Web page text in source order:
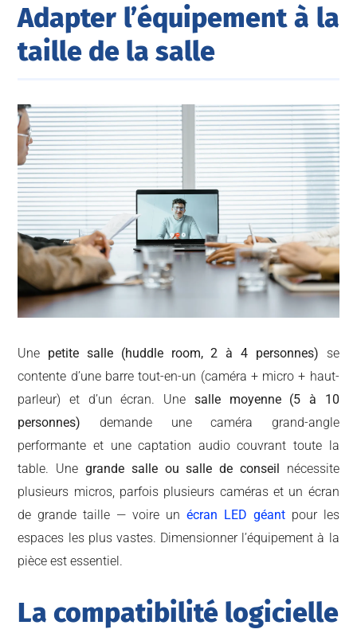
Adapter l’équipement à la
taille de la salle
Une petite salle (huddle room, 2 à 4 personnes) se
contente d’une barre tout-en-un (caméra + micro + haut-
parleur) et d’un écran. Une salle moyenne (5 à 10
personnes) demande une caméra grand-angle
performante et une captation audio couvrant toute la
table. Une grande salle ou salle de conseil
nécessite
plusieurs micros, parfois plusieurs caméras et un écran
de grande taille — voire un écran LED géantpour les
espaces les plus vastes. Dimensionner l’équipement à la
pièce est essentiel.
La compatibilité logicielle